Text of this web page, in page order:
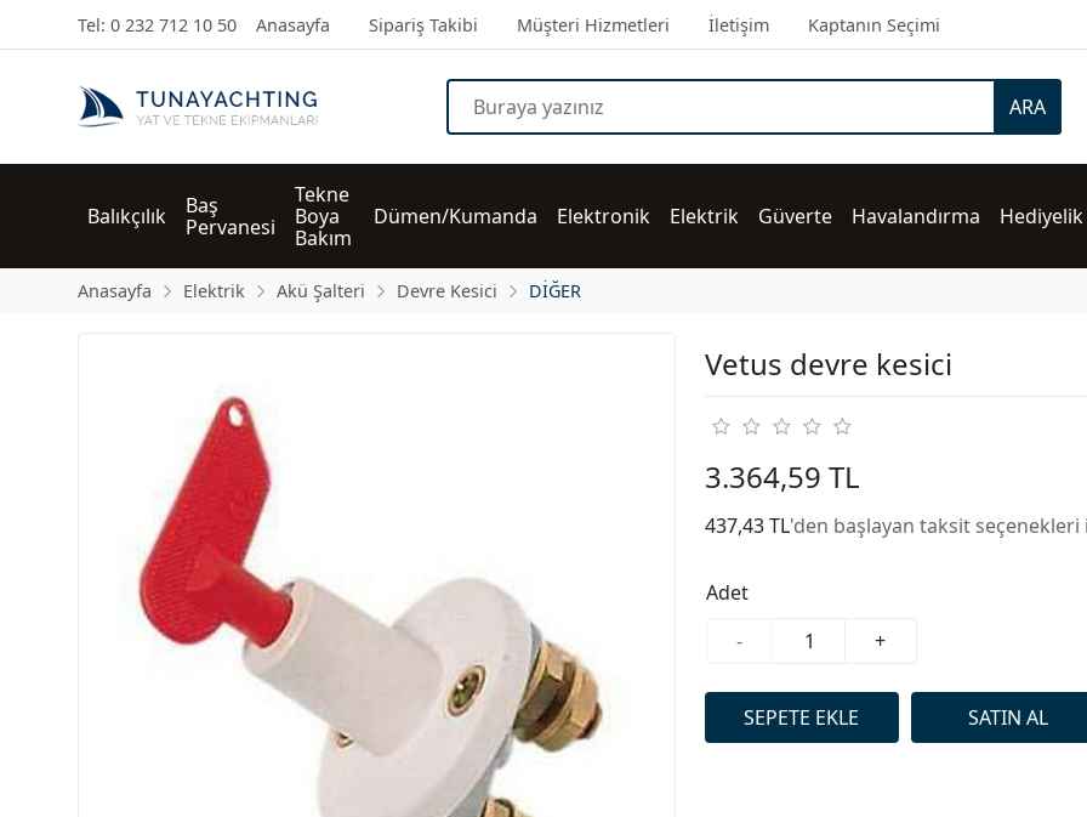
Tel: 0 232 712 10 50 Anasayfa Sipariş Takibi Müşteri Hizmetleri İletişim Kaptanın Seçimi
ARA
Balıkçılık
Baş
Pervanesi
Tekne
Boya
Bakım
Dümen/Kumanda Elektronik Elektrik Güverte Havalandırma Hediyelik
Anasayfa Elektrik Akü Şalteri Devre Kesici DİĞER
Vetus devre kesici
3.364,59 TL
437,43 TL'den başlayan taksit
Adet
-
+